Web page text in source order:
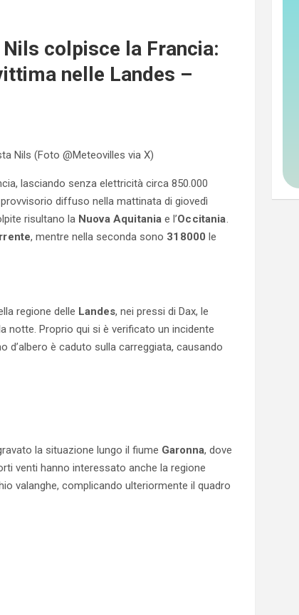
colpisce la Francia:
nelle Landes –
lasciando senza elettricità circa 850.000
diffuso nella mattinata di giovedì
risultano la Nuova Aquitania e l’Occitania.
, mentre nella seconda sono 318000 le
regione delle Landes, nei pressi di Dax, le
notte. Proprio qui si è verificato un incidente
è caduto sulla carreggiata, causando
la situazione lungo il fiume Garonna, dove
venti hanno interessato anche la regione
valanghe, complicando ulteriormente il quadro